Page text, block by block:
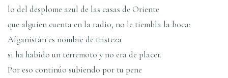
lo del desplome azul de las casas de Oriente
que alguien cuenta en la radio, no le tiembla la boca:
Afganistán es nombre de tristeza
si ha habido un terremoto y no era de placer.
Por eso continúo subiendo por tu pene